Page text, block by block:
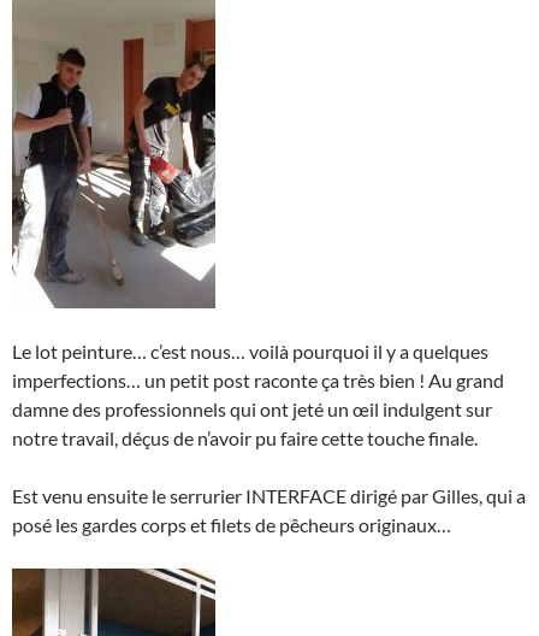
Le lot peinture… c’est nous… voilà pourquoi il y a quelques
imperfections… un petit post raconte ça très bien ! Au grand
damne des professionnels qui ont jeté un œil indulgent sur
notre travail, déçus de n’avoir pu faire cette touche finale.
Est venu ensuite le serrurier INTERFACE dirigé par Gilles, qui a
posé les gardes corps et filets de pêcheurs originaux…